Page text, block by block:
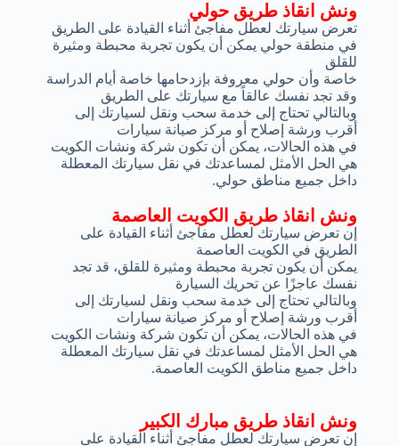
ونش انقاذ طريق الكويت العاصمة
إن تعرض سيارتك لعطل مفاجئ أثناء القيادة على
الطريق في الكويت العاصمة
يمكن أن يكون تجربة محبطة ومثيرة للقلق، قد تجد
نفسك عاجزًا عن تحريك السيارة
وبالتالي تحتاج إلى خدمة سحب ونقل لسيارتك إلى
أقرب ورشة إصلاح أو مركز صيانة سيارات
في هذه الحالات، يمكن أن تكون شركة ونشات الكويت
هي الحل الأمثل لمساعدتك في نقل سيارتك المعطلة
داخل جميع مناطق الكويت العاصمة.
ونش انقاذ طريق حولي
تعرض سيارتك لعطل مفاجئ أثناء القيادة على الطريق
في منطقة حولي يمكن أن يكون تجربة محبطة ومثيرة
للقلق
خاصة وأن حولي معروفة بإزدحامها خاصة أيام الدراسة
وقد تجد نفسك عالقاً مع سيارتك على الطريق
وبالتالي تحتاج إلى خدمة سحب ونقل لسيارتك إلى
أقرب ورشة إصلاح أو مركز صيانة سيارات
في هذه الحالات، يمكن أن تكون شركة ونشات الكويت
هي الحل الأمثل لمساعدتك في نقل سيارتك المعطلة
داخل جميع مناطق حولي.
ونش انقاذ طريق مبارك الكبير
إن تعرض سيارتك لعطل مفاجئ أثناء القيادة على